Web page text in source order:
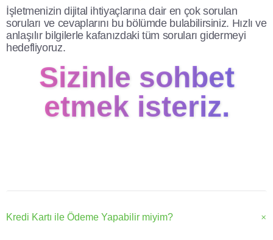
İşletmenizin dijital ihtiyaçlarına dair en çok sorulan
soruları ve cevaplarını bu bölümde bulabilirsiniz. Hızlı ve
anlaşılır bilgilerle kafanızdaki tüm soruları gidermeyi
hedefliyoruz.
Sizinle sohbet
etmek isteriz.
Kredi Kartı ile Ödeme Yapabilir miyim?